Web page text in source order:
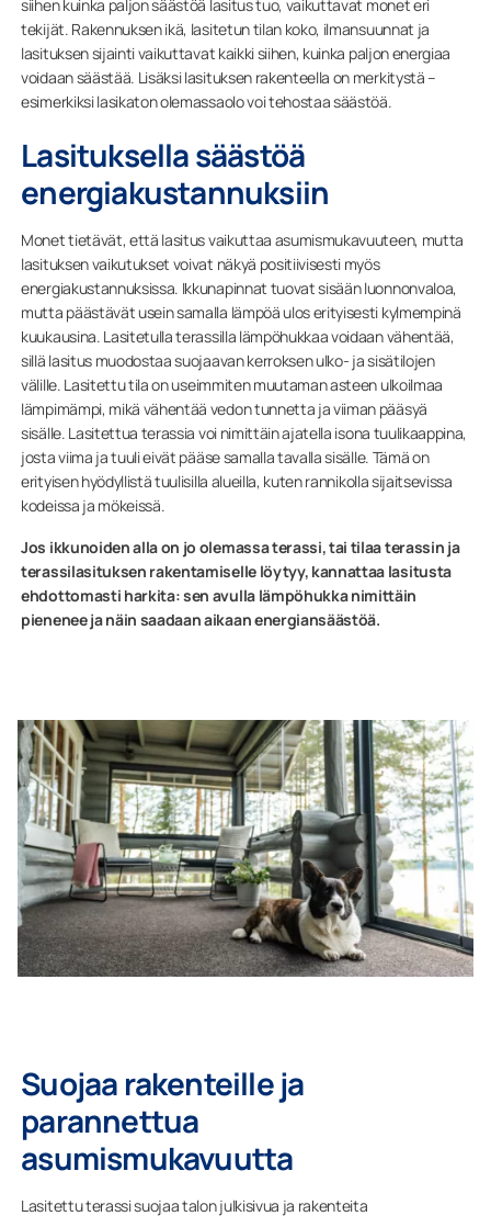
siihen kuinka paljon säästöä lasitus tuo, vaikuttavat monet eri
tekijät. Rakennuksen ikä, lasitetun tilan koko, ilmansuunnat ja
lasituksen sijainti vaikuttavat kaikki siihen, kuinka paljon energiaa
voidaan säästää. Lisäksi lasituksen rakenteella on merkitystä –
esimerkiksi lasikaton olemassaolo voi tehostaa säästöä.
Lasituksella säästöä
energiakustannuksiin
Monet tietävät, että lasitus vaikuttaa asumismukavuuteen, mutta
lasituksen vaikutukset voivat näkyä positiivisesti myös
energiakustannuksissa. Ikkunapinnat tuovat sisään luonnonvaloa,
mutta päästävät usein samalla lämpöä ulos erityisesti kylmempinä
kuukausina. Lasitetulla terassilla lämpöhukkaa voidaan vähentää,
sillä lasitus muodostaa suojaavan kerroksen ulko- ja sisätilojen
välille. Lasitettu tila on useimmiten muutaman asteen ulkoilmaa
lämpimämpi, mikä vähentää vedon tunnetta ja viiman pääsyä
sisälle. Lasitettua terassia voi nimittäin ajatella isona tuulikaappina,
josta viima ja tuuli eivät pääse samalla tavalla sisälle. Tämä on
erityisen hyödyllistä tuulisilla alueilla, kuten rannikolla sijaitsevissa
kodeissa ja mökeissä.
Jos ikkunoiden alla on jo olemassa terassi, tai tilaa terassin ja
terassilasituksen rakentamiselle löytyy, kannattaa lasitusta
ehdottomasti harkita: sen avulla lämpöhukka nimittäin
pienenee ja näin saadaan aikaan energiansäästöä.
Suojaa rakenteille ja
parannettua
asumismukavuutta
Lasitettu terassi suojaa talon julkisivua ja rakenteita